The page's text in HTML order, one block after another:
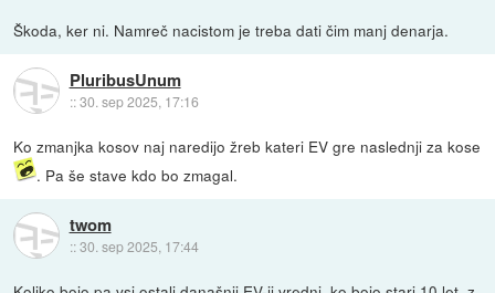
Škoda, ker ni. Namreč nacistom je treba dati čim manj denarja.
PluribusUnum
::30. sep 2025, 17:16
Ko zmanjka kosov naj naredijo žreb kateri EV gre naslednji za kose
. Pa še stave kdo bo zmagal.
twom
::30. sep 2025, 17:44